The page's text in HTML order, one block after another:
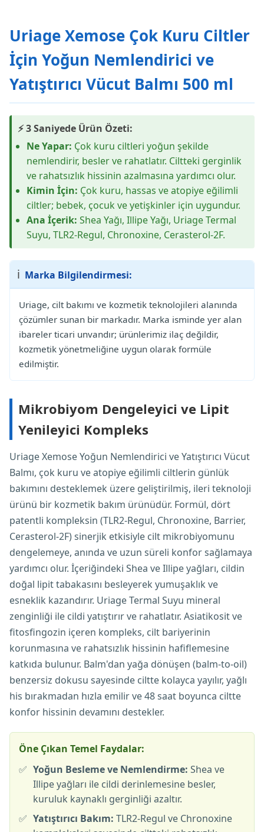
Uriage Xemose Çok Kuru Ciltler
İçin Yoğun Nemlendirici ve
Yatıştırıcı Vücut Balmı 500 ml
⚡ 3 Saniyede Ürün Özeti:
Ne Yapar: Çok kuru ciltleri yoğun şekilde
nemlendirir, besler ve rahatlatır. Ciltteki gerginlik
ve rahatsızlık hissinin azalmasına yardımcı olur.
Kimin İçin: Çok kuru, hassas ve atopiye eğilimli
ciltler; bebek, çocuk ve yetişkinler için uygundur.
Ana İçerik: Shea Yağı, Illipe Yağı, Uriage Termal
Suyu, TLR2-Regul, Chronoxine, Cerasterol-2F.
ℹ️ Marka Bilgilendirmesi:
Uriage, cilt bakımı ve kozmetik teknolojileri alanında
çözümler sunan bir markadır. Marka isminde yer alan
ibareler ticari unvandır; ürünlerimiz ilaç değildir,
kozmetik yönetmeliğine uygun olarak formüle
edilmiştir.
Mikrobiyom Dengeleyici ve Lipit
Yenileyici Kompleks
Uriage Xemose Yoğun Nemlendirici ve Yatıştırıcı Vücut
Balmı, çok kuru ve atopiye eğilimli ciltlerin günlük
bakımını desteklemek üzere geliştirilmiş, ileri teknoloji
ürünü bir kozmetik bakım ürünüdür. Formül, dört
patentli kompleksin (TLR2-Regul, Chronoxine, Barrier,
Cerasterol-2F) sinerjik etkisiyle cilt mikrobiyomunu
dengelemeye, anında ve uzun süreli konfor sağlamaya
yardımcı olur. İçeriğindeki Shea ve Illipe yağları, cildin
doğal lipit tabakasını besleyerek yumuşaklık ve
esneklik kazandırır. Uriage Termal Suyu mineral
zenginliği ile cildi yatıştırır ve rahatlatır. Asiatikosit ve
fitosfingozin içeren kompleks, cilt bariyerinin
korunmasına ve rahatsızlık hissinin hafiflemesine
katkıda bulunur. Balm'dan yağa dönüşen (balm-to-oil)
benzersiz dokusu sayesinde ciltte kolayca yayılır, yağlı
his bırakmadan hızla emilir ve 48 saat boyunca ciltte
konfor hissinin devamını destekler.
Öne Çıkan Temel Faydalar:
✅ Yoğun Besleme ve Nemlendirme: Shea ve
Illipe yağları ile cildi derinlemesine besler,
kuruluk kaynaklı gerginliği azaltır.
✅ Yatıştırıcı Bakım: TLR2-Regul ve Chronoxine